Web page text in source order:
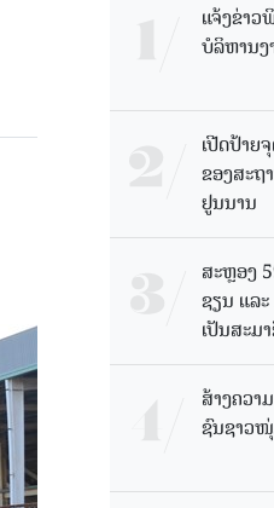
ແຈ້ງຂ່າວ
ບໍລິຫານ
ເປີດປ້າຍ
ຂອງສະຖ
ຢູນນານ
ສະຫຼອງ
ຊຽນ ແລ
ເປັນສະມ
ສ້າງຄວາ
ຊົນຊາວ